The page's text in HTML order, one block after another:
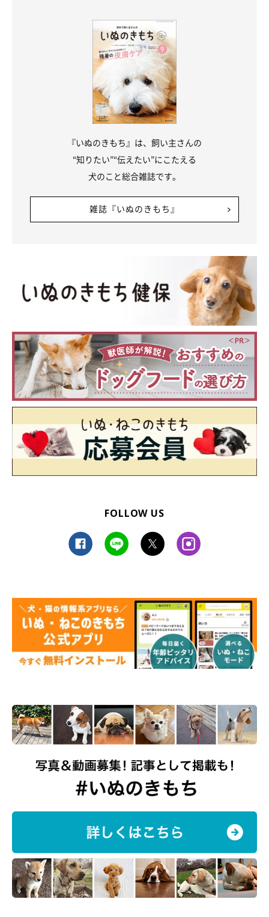
『いぬのきもち』は、飼い主さんの
“知りたい”“伝えたい”にこたえる
犬のこと総合雑誌です。
雑誌『いぬのきもち』
FOLLOW US